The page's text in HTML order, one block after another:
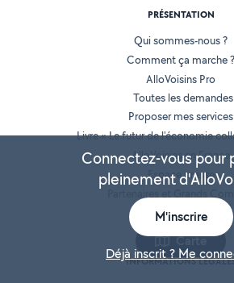
Carte
PRÉSENTATION
Qui sommes-nous ?
Comment ça marche ?
AlloVoisins Pro
Toutes les demandes
Proposer mes services
Livre « Le futur de l'économie
AlloVoisins en France
Espace presse
Recrutement
INFORMATIONS
Connectez-vous pour
pleinement
M'inscrire
Déjà inscrit ? Me